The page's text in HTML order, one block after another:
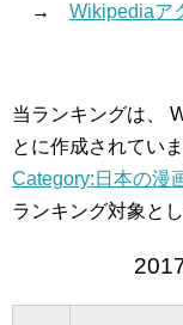
→ Wikipediaア
当ランキングは、
とに作成されていま
Category:日本の漫
ランキング対象と